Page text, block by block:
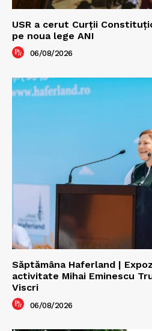
USR a cerut Curții
pe noua lege ANI
06/08/2026
Săptămâna Haferland |
activitate Mihai Eminescu
Viscri
06/08/2026